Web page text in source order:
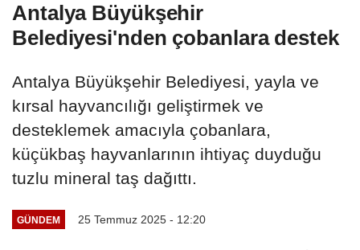
Antalya Büyükşehir
Belediyesi'nden çobanlara destek
Antalya Büyükşehir Belediyesi, yayla ve
kırsal hayvancılığı geliştirmek ve
desteklemek amacıyla çobanlara,
küçükbaş hayvanlarının ihtiyaç duyduğu
tuzlu mineral taş dağıttı.
GÜNDEM 25 Temmuz 2025 - 12:20